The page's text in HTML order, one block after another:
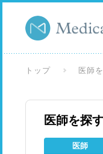
トップ 医師
医師を探
医師